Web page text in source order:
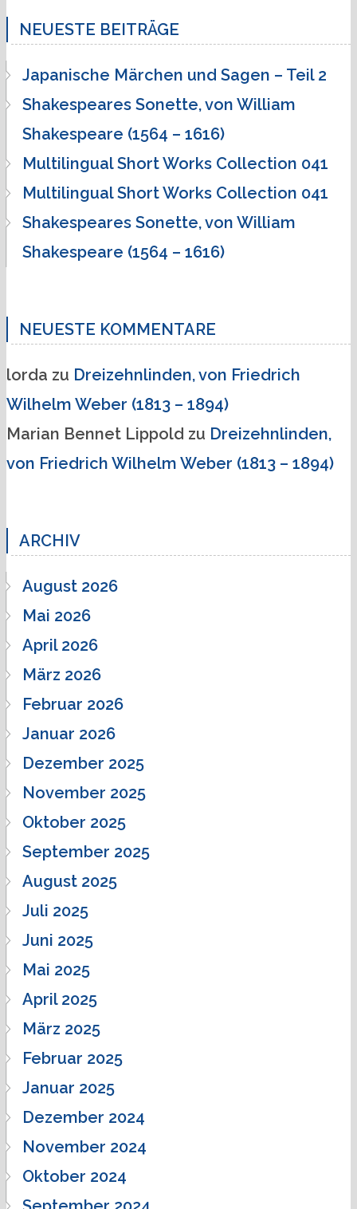
NEUESTE BEITRÄGE
Japanische Märchen und Sagen – Teil 2
Shakespeares Sonette, von William
Shakespeare (1564 – 1616)
Multilingual Short Works Collection 041
Multilingual Short Works Collection 041
Shakespeares Sonette, von William
Shakespeare (1564 – 1616)
NEUESTE KOMMENTARE
lorda zu Dreizehnlinden, von Friedrich
Wilhelm Weber (1813 – 1894)
Marian Bennet Lippold zu Dreizehnlinden,
von Friedrich Wilhelm Weber (1813 – 1894)
ARCHIV
August 2026
Mai 2026
April 2026
März 2026
Februar 2026
Januar 2026
Dezember 2025
November 2025
Oktober 2025
September 2025
August 2025
Juli 2025
Juni 2025
Mai 2025
April 2025
März 2025
Februar 2025
Januar 2025
Dezember 2024
November 2024
Oktober 2024